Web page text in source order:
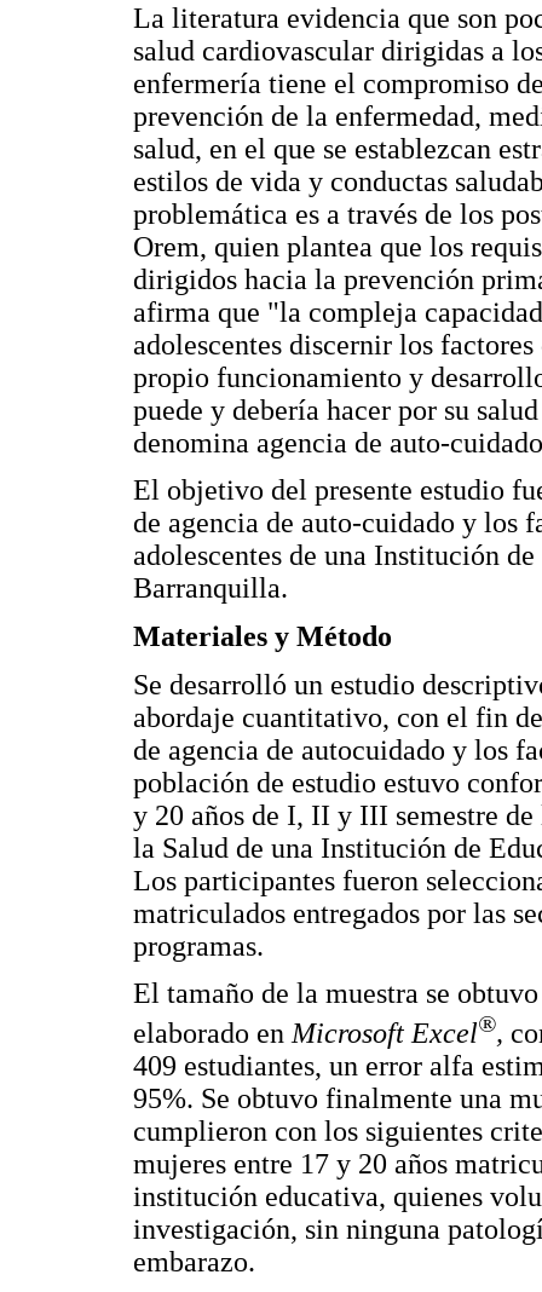
La literatura evidencia que son
salud cardiovascular dirigidas a
enfermería tiene el compromiso
prevención de la enfermedad,
salud, en el que se establezcan
estilos de vida y conductas
problemática es a través de los
Orem, quien plantea que los
dirigidos hacia la prevención
afirma que "la compleja
adolescentes discernir los
propio funcionamiento y
puede y debería hacer por su
denomina agencia de auto-
El objetivo del presente estudio
de agencia de auto-cuidado y los
adolescentes de una Institución
Barranquilla.
Materiales y Método
Se desarrolló un estudio
abordaje cuantitativo, con el fin
de agencia de autocuidado y los
población de estudio estuvo
y 20 años de I, II y III semestre
la Salud de una Institución de
Los participantes fueron
matriculados entregados por las
programas.
El tamaño de la muestra se
elaborado enMicrosoft Excel®,
409 estudiantes, un error alfa
95%. Se obtuvo finalmente una
cumplieron con los siguientes
mujeres entre 17 y 20 años
institución educativa, quienes
investigación, sin ninguna
embarazo.